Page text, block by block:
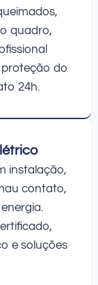
quadro,
do
24h.
instalação,
contato,
e soluções